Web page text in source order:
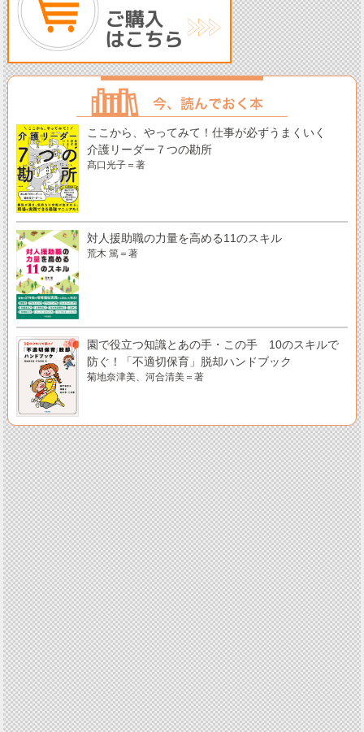
ここから、やってみて！仕事が必ずうまくいく
介護リーダー７つの勘所
髙口光子＝著
対人援助職の力量を高める11のスキル
荒木 篤＝著
園で役立つ知識とあの手・この手 10のスキルで
防ぐ！「不適切保育」脱却ハンドブック
菊地奈津美、河合清美＝著